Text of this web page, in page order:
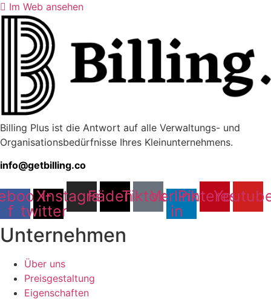
Im Web ansehen
Billing Plus ist die Antwort auf alle Verwaltungs- und
Organisationsbedürfnisse Ihres Kleinunternehmens.
info@getbilling.co
f
X-
twitter
Instagram
FädenTiktokVerlinkt
in
Pinterest
Unternehmen
Über uns
Preisgestaltung
Eigenschaften